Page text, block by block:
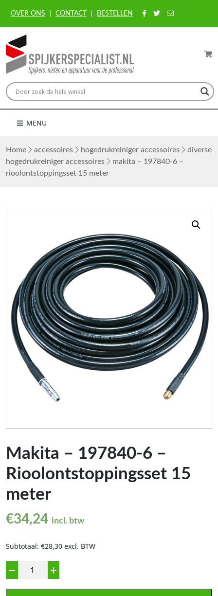
OVER ONS CONTACT BESTELLEN
MENU
Home accessoires hogedrukreiniger accessoires
diverse
hogedrukreiniger accessoires
makita – 197840-6 –
rioolontstoppingsset 15 meter
Makita – 197840-6 –
Rioolontstoppingsset 15
meter
€34,24 incl. btw
Subtotaal: €28,30 excl. BTW